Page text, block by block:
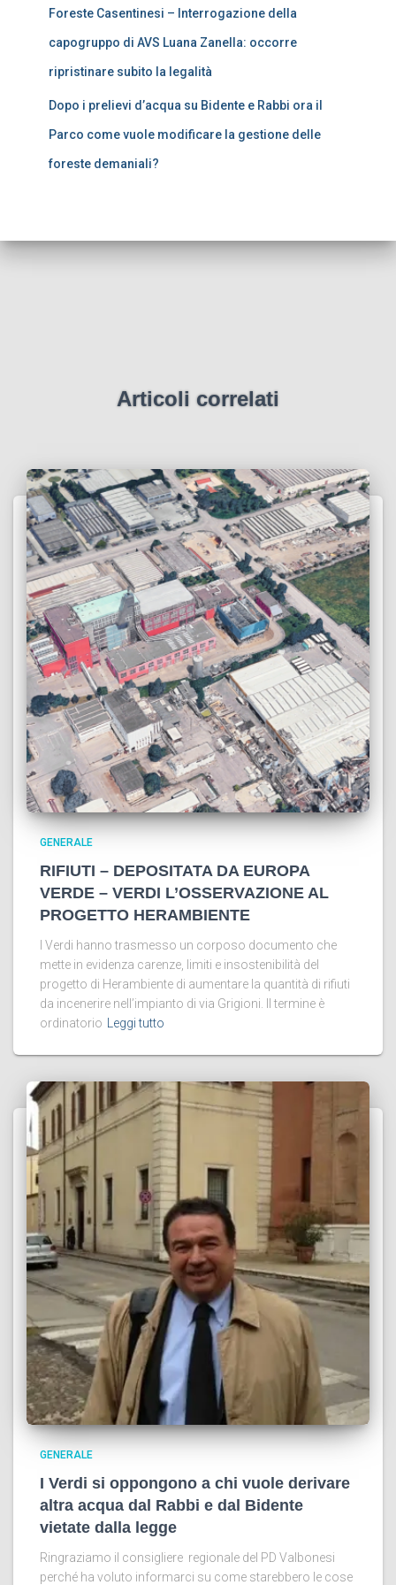
Foreste Casentinesi – Interrogazione della
capogruppo di AVS Luana Zanella: occorre
ripristinare subito la legalità
Dopo i prelievi d’acqua su Bidente e Rabbi ora il
Parco come vuole modificare la gestione delle
foreste demaniali?
Articoli correlati
GENERALE
RIFIUTI – DEPOSITATA DA EUROPA
VERDE – VERDI L’OSSERVAZIONE AL
PROGETTO HERAMBIENTE
I Verdi hanno trasmesso un corposo documento che
mette in evidenza carenze, limiti e insostenibilità del
progetto di Herambiente di aumentare la quantità di rifiuti
da incenerire nell’impianto di via Grigioni. Il termine è
ordinatorio
Leggi tutto
GENERALE
I Verdi si oppongono a chi vuole derivare
altra acqua dal Rabbi e dal Bidente
vietate dalla legge
Ringraziamo il consigliere regionale del PD Valbonesi
perché ha voluto informarci su come starebbero le cose